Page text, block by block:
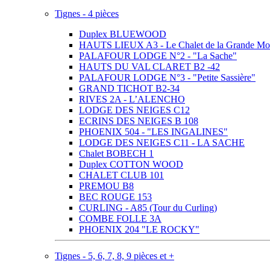
Tignes - 4 pièces
Duplex BLUEWOOD
HAUTS LIEUX A3 - Le Chalet de la Grande
PALAFOUR LODGE N°2 - "La Sache"
HAUTS DU VAL CLARET B2 -42
PALAFOUR LODGE N°3 - "Petite Sassière"
GRAND TICHOT B2-34
RIVES 2A - L’ALENCHO
LODGE DES NEIGES C12
ECRINS DES NEIGES B 108
PHOENIX 504 - "LES INGALINES"
LODGE DES NEIGES C11 - LA SACHE
Chalet BOBECH 1
Duplex COTTON WOOD
CHALET CLUB 101
PREMOU B8
BEC ROUGE 153
CURLING - A85 (Tour du Curling)
COMBE FOLLE 3A
PHOENIX 204 "LE ROCKY"
Tignes - 5, 6, 7, 8, 9 pièces et +